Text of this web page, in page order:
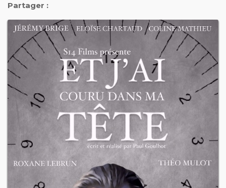
Partager :